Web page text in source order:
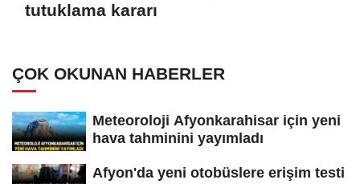
tutuklama kararı
ÇOK OKUNAN HABERLER
Meteoroloji Afyonkarahisar için yeni
hava tahminini yayımladı
Afyon'da yeni otobüslere erişim testi